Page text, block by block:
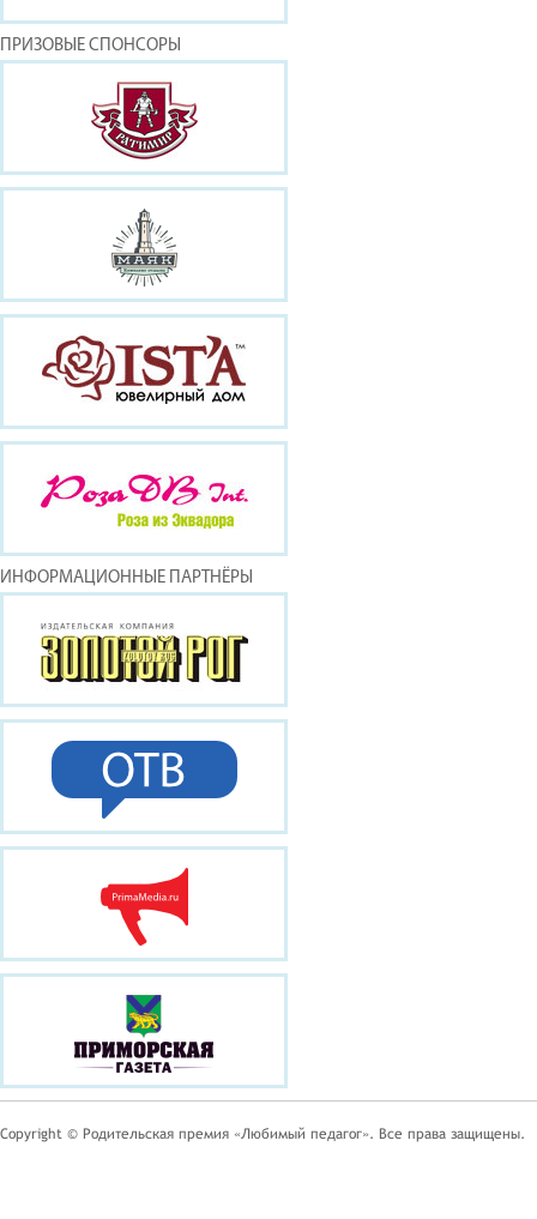
ПРИЗОВЫЕ СПОНСОРЫ
ИНФОРМАЦИОННЫЕ ПАРТНЁРЫ
Copyright © Родительская премия «Любимый педагог». Все права защищены.